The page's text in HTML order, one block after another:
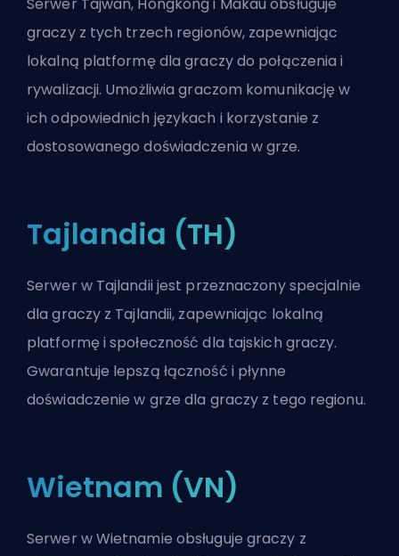
graczy z tych trzech regionów, zapewniając
lokalną platformę dla graczy do połączenia i
rywalizacji. Umożliwia graczom komunikację w
ich odpowiednich językach i korzystanie z
dostosowanego doświadczenia w grze.
Tajlandia (TH)
Serwer w Tajlandii jest przeznaczony specjalnie
dla graczy z Tajlandii, zapewniając lokalną
platformę i społeczność dla tajskich graczy.
Gwarantuje lepszą łączność i płynne
doświadczenie w grze dla graczy z tego regionu.
Wietnam (VN)
Serwer w Wietnamie obsługuje graczy z